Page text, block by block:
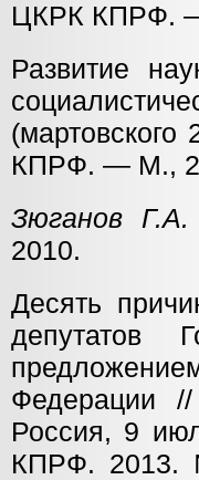
ЦКРК КПРФ.
Развитие
КПРФ. — М.,
Зюганов Г.А.
2010.
Десять
депутатов
Федерации
Россия, 9
КПРФ. 2013.